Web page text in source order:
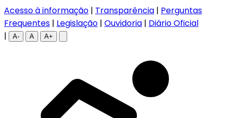
Acesso à informação | Transparência | Perguntas
Frequentes | Legislação | Ouvidoria | Diário Oficial
|
A- A A+